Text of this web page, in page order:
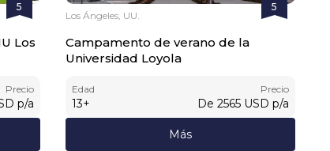
5
Los
Precio
p/a
5
Los Ángeles, UU.
Campamento de verano de la
Universidad Loyola
Edad
13+
Precio
De 2565 USD p/a
Más